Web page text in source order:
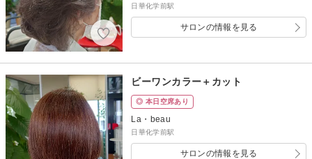
日華化学前駅
サロンの情報を見る
ビーワンカラー＋カット
◎ 本日空席あり
La・beau
日華化学前駅
サロンの情報を見る